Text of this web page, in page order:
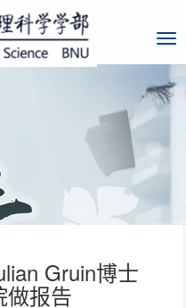
Gruin博士
做报告